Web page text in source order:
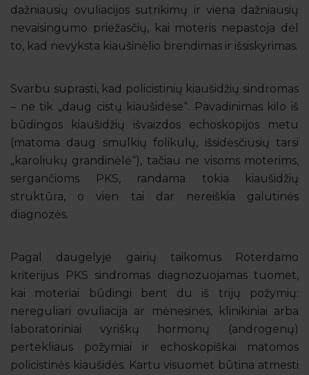
dažniausių ovuliacijos sutrikimų ir viena dažniausių
nevaisingumo priežasčių, kai moteris nepastoja dėl
to, kad nevyks­ta kiaušinėlio brendimas ir išsiskyrimas.
Svarbu suprasti, kad policistinių kiaušidžių sindromas
– ne tik „daug cistų kiaušidėse“. Pavadinimas kilo iš
būdingos kiaušidžių išvaizdos echoskopijos metu
(matoma daug smulkių folikulų, išsidėsčiusių tarsi
„karoliukų grandinėlė“), tačiau ne visoms moterims,
sergančioms PKS, randama tokia kiaušidžių
struktūra, o vien tai dar nereiškia galutinės
diagnozės.
Pagal daugelyje gairių taikomus Roterdamo
kriterijus PKS sindromas diagnozuojamas tuomet,
kai moteriai būdingi bent du iš trijų požymių:
nereguliari ovuliacija ar mėnesinės, klinikiniai arba
laboratoriniai vyriškų hormonų (androgenų)
pertekliaus požymiai ir echoskopiškai matomos
policistinės kiaušidės. Kartu visuomet būtina atmesti